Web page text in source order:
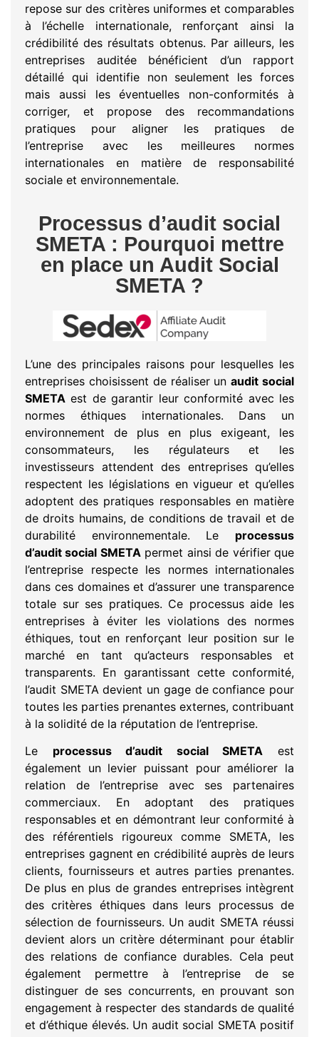
repose sur des critères uniformes et comparables
à l’échelle internationale, renforçant ainsi la
crédibilité des résultats obtenus. Par ailleurs, les
entreprises auditée bénéficient d’un rapport
détaillé qui identifie non seulement les forces
mais aussi les éventuelles non-conformités à
corriger, et propose des recommandations
pratiques pour aligner les pratiques de
l’entreprise avec les meilleures normes
internationales en matière de responsabilité
sociale et environnementale.
Processus d’audit social
SMETA : Pourquoi mettre
en place un Audit Social
SMETA ?
L’une des principales raisons pour lesquelles les
entreprises choisissent de réaliser unaudit social
SMETA est de garantir leur conformité avec les
normes éthiques internationales. Dans un
environnement de plus en plus exigeant, les
consommateurs, les régulateurs et les
investisseurs attendent des entreprises qu’elles
respectent les législations en vigueur et qu’elles
adoptent des pratiques responsables en matière
de droits humains, de conditions de travail et de
durabilité environnementale. Le processus
d’audit social SMETA permet ainsi de vérifier que
l’entreprise respecte les normes internationales
dans ces domaines et d’assurer une transparence
totale sur ses pratiques. Ce processus aide les
entreprises à éviter les violations des normes
éthiques, tout en renforçant leur position sur le
marché en tant qu’acteurs responsables et
transparents. En garantissant cette conformité,
l’audit SMETA devient un gage de confiance pour
toutes les parties prenantes externes, contribuant
à la solidité de la réputation de l’entreprise.
Le processus d’audit social SMETA est
également un levier puissant pour améliorer la
relation de l’entreprise avec ses partenaires
commerciaux. En adoptant des pratiques
responsables et en démontrant leur conformité à
des référentiels rigoureux comme SMETA, les
entreprises gagnent en crédibilité auprès de leurs
clients, fournisseurs et autres parties prenantes.
De plus en plus de grandes entreprises intègrent
des critères éthiques dans leurs processus de
sélection de fournisseurs. Un audit SMETA réussi
devient alors un critère déterminant pour établir
des relations de confiance durables. Cela peut
également permettre à l’entreprise de se
distinguer de ses concurrents, en prouvant son
engagement à respecter des standards de qualité
et d’éthique élevés. Un audit social SMETA positif